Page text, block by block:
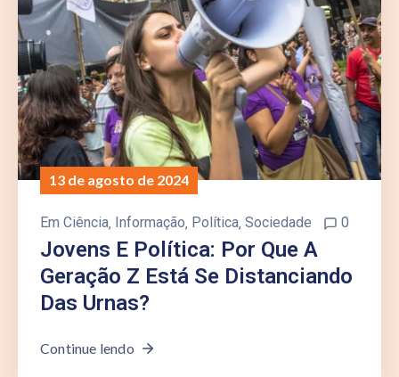
13 de agosto de 2024
Em Ciência Informação Política Sociedade 0
Jovens E Política: Por Que A
Geração Z Está Se Distanciando
Das Urnas?
Continue lendo